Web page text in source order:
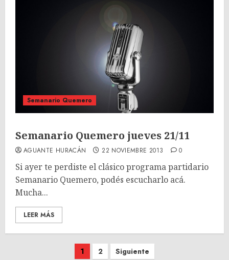
Semanario Quemero
Semanario Quemero jueves 21/11
AGUANTE HURACÁN 22 NOVIEMBRE 2013 0
Si ayer te perdiste el clásico programa partidario
Semanario Quemero, podés escucharlo acá.
Mucha...
LEER MÁS
1 2 Siguiente